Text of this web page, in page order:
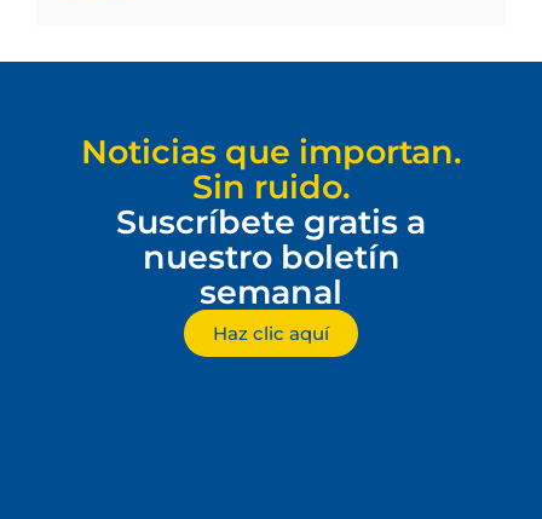
Noticias que importan.
Sin ruido.
Suscríbete gratis a
nuestro boletín
semanal
Haz clic aquí